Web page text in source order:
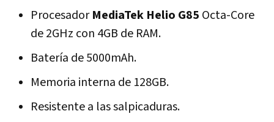
ProcesadorMediaTek Helio G85 Octa-Core
de 2GHz con 4GB de RAM.
Batería de 5000mAh.
Memoria interna de 128GB.
Resistente a las salpicaduras.